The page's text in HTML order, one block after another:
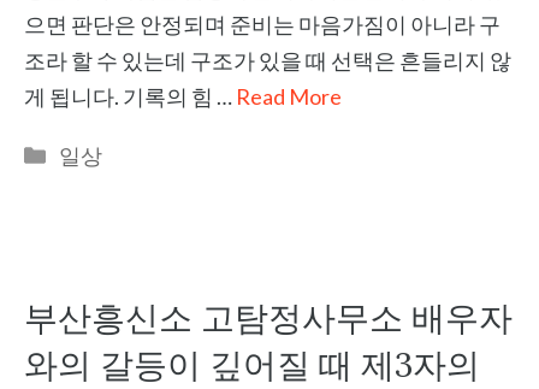
으면 판단은 안정되며 준비는 마음가짐이 아니라 구
조라 할 수 있는데 구조가 있을 때 선택은 흔들리지 않
게 됩니다. 기록의 힘 … Read More
Categories
일상
부산흥신소 고탐정사무소 배우자
와의 갈등이 깊어질 때 제3자의